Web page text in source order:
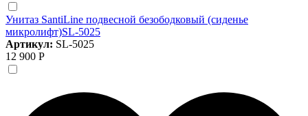
Унитаз SantiLine подвесной безободковый (сиденье
микролифт)SL-5025
Артикул: SL-5025
12 900 Р